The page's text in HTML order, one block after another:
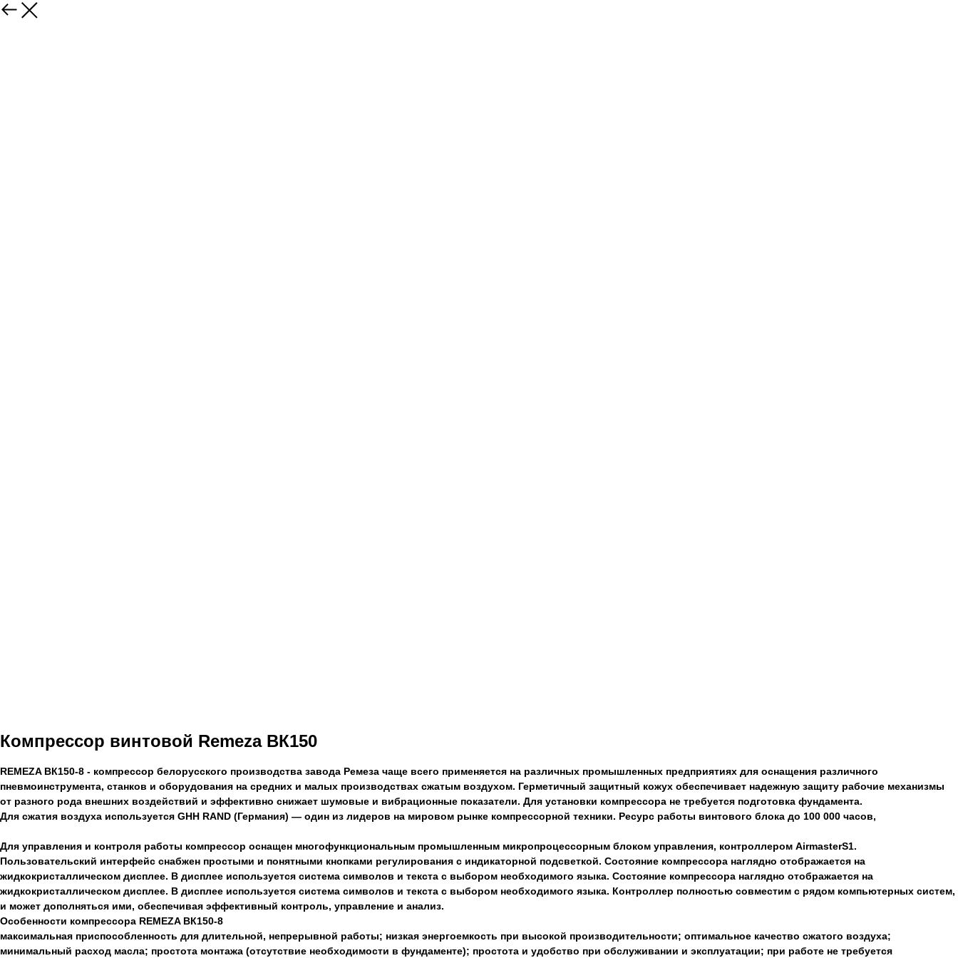
Компрессор винтовой Remeza ВК150
REMEZA ВК150-8 - компрессор белорусского производства завода Ремеза чаще всего применяется на различных промышленных предприятиях для оснащения различного
пневмоинструмента, станков и оборудования на средних и малых производствах сжатым воздухом. Герметичный защитный кожух обеспечивает надежную защиту рабочие механизмы
от разного рода внешних воздействий и эффективно снижает шумовые и вибрационные показатели. Для установки компрессора не требуется подготовка фундамента.
Для сжатия воздуха используется GHH RAND (Германия) — один из лидеров на мировом рынке компрессорной техники. Ресурс работы винтового блока до 100 000 часов,
Для управления и контроля работы компрессор оснащен многофункциональным промышленным микропроцессорным блоком управления, контроллером AirmasterS1.
Пользовательский интерфейс снабжен простыми и понятными кнопками регулирования с индикаторной подсветкой. Состояние компрессора наглядно отображается на
жидкокристаллическом дисплее. В дисплее используется система символов и текста с выбором необходимого языка. Состояние компрессора наглядно отображается на
жидкокристаллическом дисплее. В дисплее используется система символов и текста с выбором необходимого языка. Контроллер полностью совместим с рядом компьютерных систем,
и может дополняться ими, обеспечивая эффективный контроль, управление и анализ.
Особенности компрессора REMEZA ВК150-8
максимальная приспособленность для длительной, непрерывной работы; низкая энергоемкость при высокой производительности; оптимальное качество сжатого воздуха;
минимальный расход масла; простота монтажа (отсутствие необходимости в фундаменте); простота и удобство при обслуживании и эксплуатации; при работе не требуется